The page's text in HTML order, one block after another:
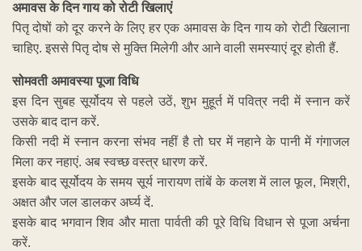
अमावस के दिन गाय को रोटी खिलाएं
पितृ दोषों को दूर करने के लिए हर एक अमावस के दिन गाय को रोटी खिलाना
चाहिए. इससे पितृ दोष से मुक्ति मिलेगी और आने वाली समस्याएं दूर होती हैं.
सोमवती अमावस्या पूजा विधि
इस दिन सुबह सूर्योदय से पहले उठें, शुभ मुहूर्त में पवित्र नदी में स्नान करें
उसके बाद दान करें.
किसी नदी में स्नान करना संभव नहीं है तो घर में नहाने के पानी में गंगाजल
मिला कर नहाएं. अब स्वच्छ वस्त्र धारण करें.
इसके बाद सूर्योदय के समय सूर्य नारायण तांबें के कलश में लाल फूल, मिश्री,
अक्षत और जल डालकर अर्घ्य दें.
इसके बाद भगवान शिव और माता पार्वती की पूरे विधि विधान से पूजा अर्चना
करें.